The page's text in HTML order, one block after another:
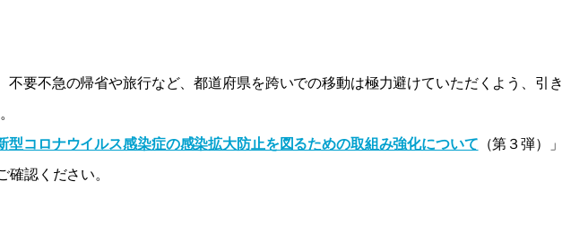
不要不急の帰省や旅行など、都道府県を跨いでの移動は極力避けていただくよう、引き
型コロナウイルス感染症の感染拡大防止を図るための取組み強化について （第３弾）」
確認ください。